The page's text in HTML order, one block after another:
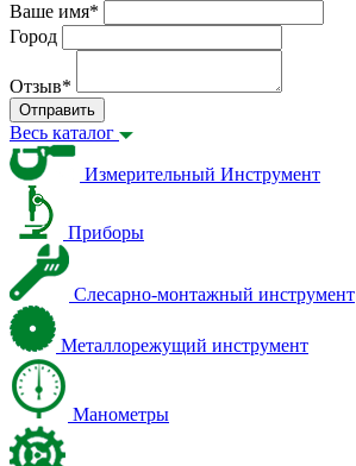
Ваше имя*
Город
Отзыв*
Отправить
Весь каталог
Измерительный Инструмент
Приборы
Слесарно-монтажный инструмент
Металлорежущий инструмент
Манометры